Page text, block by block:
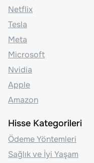
Netflix
Tesla
Meta
Microsoft
Nvidia
Apple
Amazon
Hisse Kategorileri
Ödeme Yöntemleri
Sağlık ve İyi Yaşam